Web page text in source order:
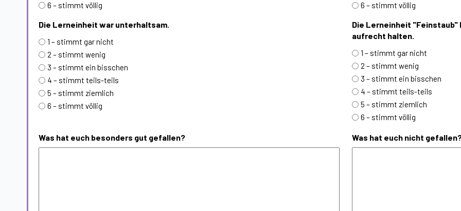
6 – stimmt völlig
6 – stimmt völlig
Die Lerneinheit war unterhaltsam.
1 – stimmt gar nicht
2 – stimmt wenig
3 – stimmt ein bisschen
4 – stimmt teils-teils
5 – stimmt ziemlich
6 – stimmt völlig
Die Lerneinheit
aufrecht halten.
1 – stimmt gar nicht
2 – stimmt wenig
3 – stimmt ein bisschen
4 – stimmt teils-teils
5 – stimmt ziemlich
6 – stimmt völlig
Was hat euch besonders gut gefallen? Was hat euch nicht